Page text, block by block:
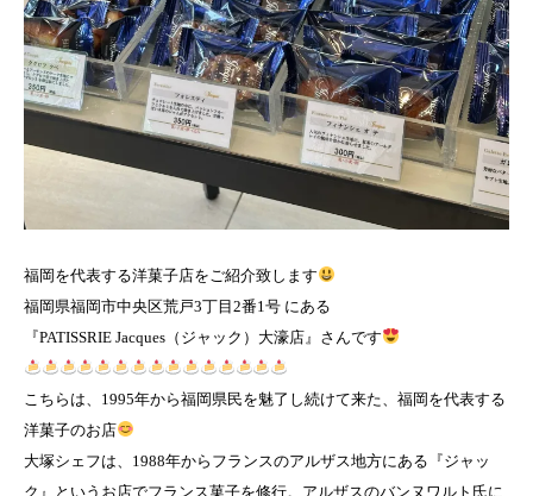
福岡を代表する洋菓子店をご紹介致します
福岡県福岡市中央区荒戸3丁目2番1号 にある
『PATISSRIE Jacques（ジャック）大濠店』さんです
こちらは、1995年から福岡県民を魅了し続けて来た、福岡を代表する
洋菓子のお店
大塚シェフは、1988年からフランスのアルザス地方にある『ジャッ
ク』というお店でフランス菓子を修行。アルザスのバンヌワルト氏に